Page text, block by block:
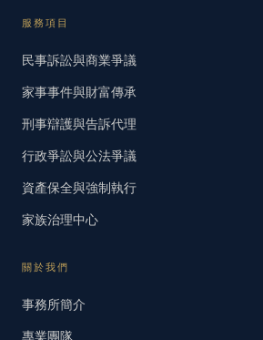
服務項目
民事訴訟與商業爭議
家事事件與財富傳承
刑事辯護與告訴代理
行政爭訟與公法爭議
資產保全與強制執行
家族治理中心
關於我們
事務所簡介
專業團隊